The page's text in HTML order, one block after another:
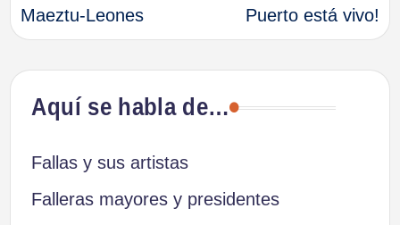
entradas
Maeztu-Leones
Puerto está vivo!
Aquí se habla de…
Fallas y sus artistas
Falleras mayores y presidentes